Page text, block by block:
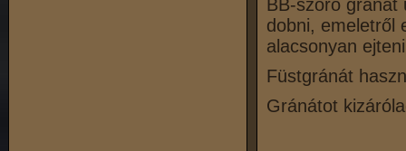
BB-szóró gránát
dobni, emeletről
alacsonyan
Füstgránát
Gránátot